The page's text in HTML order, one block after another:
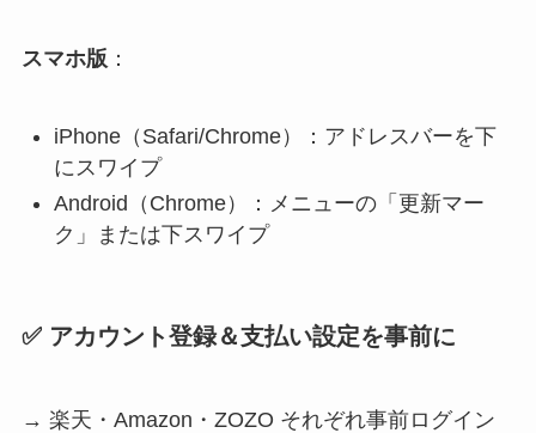
スマホ版 ：
iPhone（Safari/Chrome）：アドレスバーを下
にスワイプ
Android（Chrome）：メニューの「更新マー
ク」または下スワイプ
✅ アカウント登録＆支払い設定を事前に
→ 楽天・Amazon・ZOZO それぞれ事前ログイン